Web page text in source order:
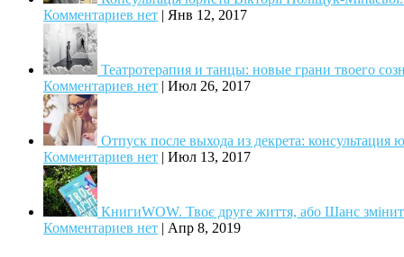
Комментариев нет | Янв 12, 2017
Театротерапия и танцы: новые грани твоего
Комментариев нет | Июл 26, 2017
Отпуск после выхода из декрета: консультация
Комментариев нет | Июл 13, 2017
КнигиWOW. Твоє друге життя, або Шанс
Комментариев нет | Апр 8, 2019